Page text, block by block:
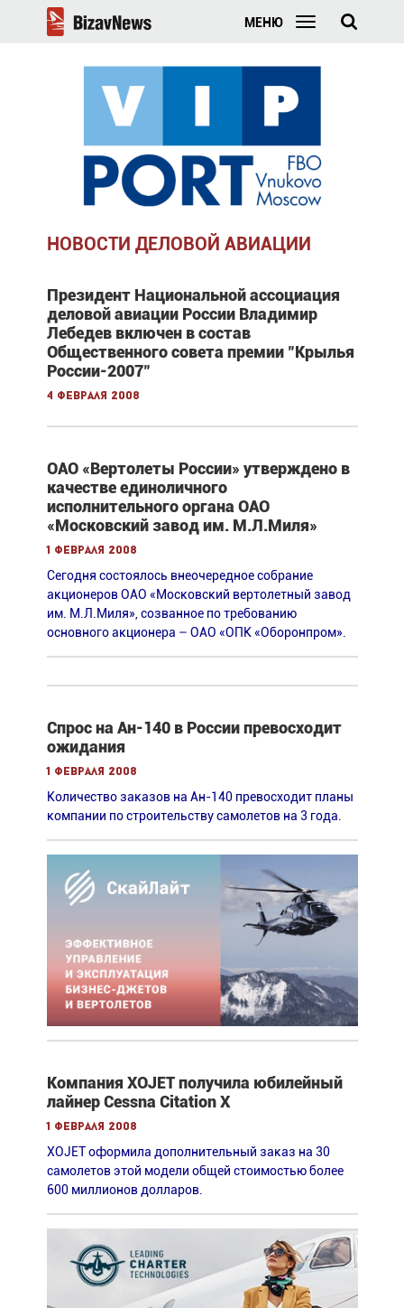
МЕНЮ
НОВОСТИ ДЕЛОВОЙ АВИАЦИИ
Президент Национальной ассоциация
деловой авиации России Владимир
Лебедев включен в состав
Общественного совета премии "Крылья
России-2007"
4 февраля 2008
ОАО «Вертолеты России» утверждено в
качестве единоличного
исполнительного органа ОАО
«Московский завод им. М.Л.Миля»
1 февраля 2008
Сегодня состоялось внеочередное собрание
акционеров ОАО «Московский вертолетный завод
им. М.Л.Миля», созванное по требованию
основного акционера – ОАО «ОПК «Оборонпром».
Спрос на Ан-140 в России превосходит
ожидания
1 февраля 2008
Количество заказов на Ан-140 превосходит планы
компании по строительству самолетов на 3 года.
Компания XOJET получила юбилейный
лайнер Cessna Citation X
1 февраля 2008
XOJET оформила дополнительный заказ на 30
самолетов этой модели общей стоимостью более
600 миллионов долларов.